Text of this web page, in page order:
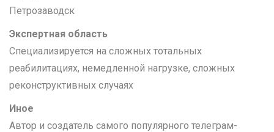
Петрозаводск
Экспертная область
Специализируется на сложных тотальных
реабилитациях, немедленной нагрузке, сложных
реконструктивных случаях
Иное
Автор и создатель самого популярного телеграм-